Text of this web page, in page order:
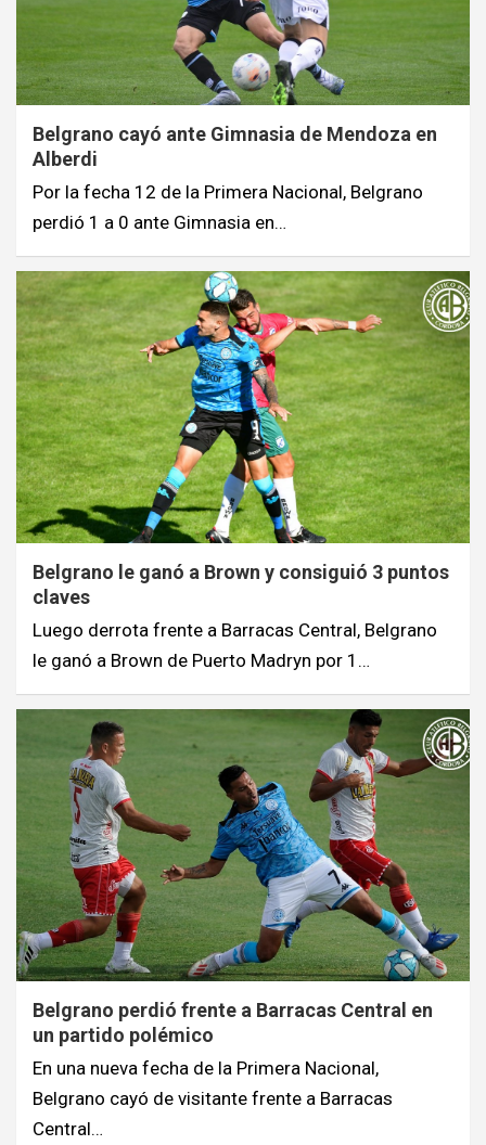
Belgrano cayó ante Gimnasia de Mendoza en
Alberdi
Por la fecha 12 de la Primera Nacional, Belgrano
perdió 1 a 0 ante Gimnasia en…
Belgrano le ganó a Brown y consiguió 3 puntos
claves
Luego derrota frente a Barracas Central, Belgrano
le ganó a Brown de Puerto Madryn por 1…
Belgrano perdió frente a Barracas Central en
un partido polémico
En una nueva fecha de la Primera Nacional,
Belgrano cayó de visitante frente a Barracas
Central…